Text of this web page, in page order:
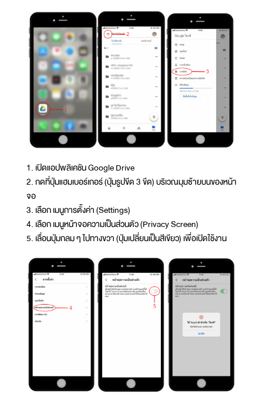
1. เปิดแอปพลิเคชัน Google Drive
2. กดที่ปุ่มแฮมเบอร์เกอร์ (ปุ่มรูปขีด 3 ขีด) บริเวณมุมซ้ายบนของหน้า
จอ
3. เลือก เมนูการตั้งค่า (Settings)
4. เลือก เมนูหน้าจอความเป็นส่วนตัว (Privacy Screen)
5. เลื่อนปุ่มกลม ๆ ไปทางขวา (ปุ่มเปลี่ยนเป็นสีเขียว) เพื่อเปิดใช้งาน